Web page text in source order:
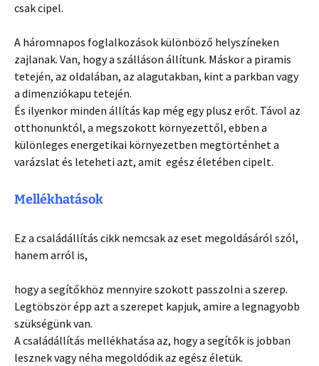
csak cipel.
A háromnapos foglalkozások különböző helyszíneken
zajlanak. Van, hogy a szálláson állítunk. Máskor a piramis
tetején, az oldalában, az alagutakban, kint a parkban vagy
a dimenziókapu tetején.
És ilyenkor minden állítás kap még egy plusz erőt. Távol az
otthonunktól, a megszokott környezettől, ebben a
különleges energetikai környezetben megtörténhet a
varázslat és leteheti azt, amit egész életében cipelt.
Mellékhatások
Ez a családállítás cikk nemcsak az eset megoldásáról szól,
hanem arról is,
hogy a segítőkhöz mennyire szokott passzolni a szerep.
Legtöbször épp azt a szerepet kapjuk, amire a legnagyobb
szükségünk van.
A családállítás mellékhatása az, hogy a segítők is jobban
lesznek vagy néha megoldódik az egész életük.